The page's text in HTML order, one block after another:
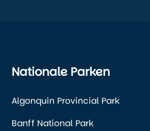
Nationale Parken
Algonquin Provincial Park
Banff National Park